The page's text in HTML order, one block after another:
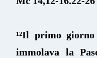
¹²Il primo
immolava la